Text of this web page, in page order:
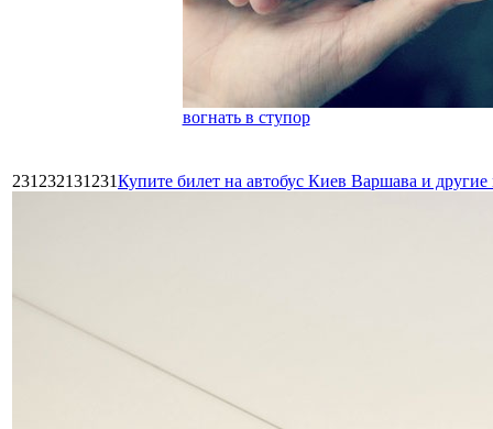
вогнать в ступор
231232131231Купите билет на автобус Киев Варшава и